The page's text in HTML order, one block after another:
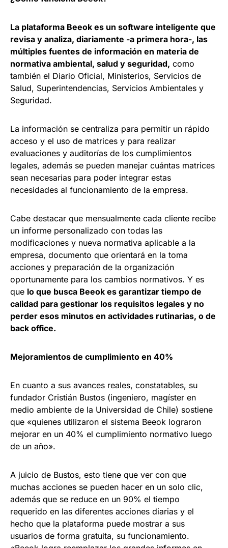
La plataforma Beeok es un software inteligente que
revisa y analiza, diariamente -a primera hora-, las
múltiples fuentes de información en materia de
normativa ambiental, salud y seguridad, como
también el Diario Oficial, Ministerios, Servicios de
Salud, Superintendencias, Servicios Ambientales y
Seguridad.
La información se centraliza para permitir un rápido
acceso y el uso de matrices y para realizar
evaluaciones y auditorías de los cumplimientos
legales, además se pueden manejar cuántas matrices
sean necesarias para poder integrar estas
necesidades al funcionamiento de la empresa.
Cabe destacar que mensualmente cada cliente recibe
un informe personalizado con todas las
modificaciones y nueva normativa aplicable a la
empresa, documento que orientará en la toma
acciones y preparación de la organización
oportunamente para los cambios normativos. Y es
que lo que busca Beeok es garantizar tiempo de
calidad para gestionar los requisitos legales y no
perder esos minutos en actividades rutinarias, o de
back office.
Mejoramientos de cumplimiento en 40%
En cuanto a sus avances reales, constatables, su
fundador Cristián Bustos (ingeniero, magíster en
medio ambiente de la Universidad de Chile) sostiene
que «quienes utilizaron el sistema Beeok lograron
mejorar en un 40% el cumplimiento normativo luego
de un año».
A juicio de Bustos, esto tiene que ver con que
muchas acciones se pueden hacer en un solo clic,
además que se reduce en un 90% el tiempo
requerido en las diferentes acciones diarias y el
hecho que la plataforma puede mostrar a sus
usuarios de forma gratuita, su funcionamiento.